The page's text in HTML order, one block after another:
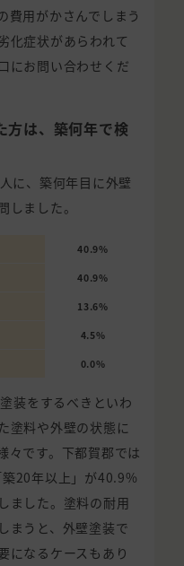
費用がかさんでしまう
化症状があらわれて
にお問い合わせくだ
方は、築何年で検
に、築何年目に外壁
しました。
40.9%
40.9%
13.6%
4.5%
0.0%
装をするべきといわ
塗料や外壁の状態に
々です。下都賀郡では
20年以上」が40.9%
ました。塗料の耐用
まうと、外壁塗装で
になるケースもあり